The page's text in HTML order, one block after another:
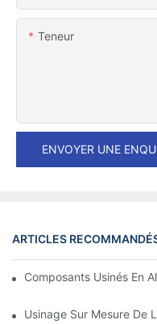
Teneur
ENVOYER UNE
ARTICLES
Composants Usinés En
Usinage Sur Mesure De